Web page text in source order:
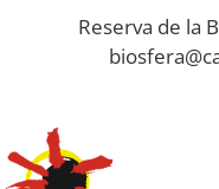
Reserva de la